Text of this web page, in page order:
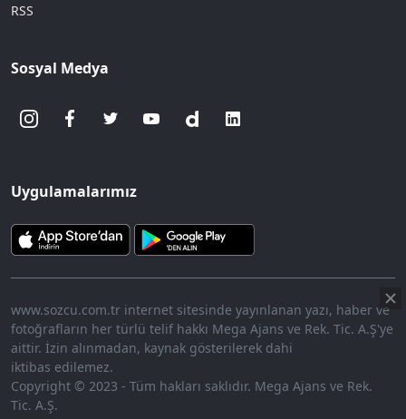
RSS
Sosyal Medya
Uygulamalarımız
www.sozcu.com.tr internet sitesinde yayınlanan yazı, haber ve
fotoğrafların her türlü telif hakkı Mega Ajans ve Rek. Tic. A.Ş'ye
aittir. İzin alınmadan, kaynak gösterilerek dahi
iktibas edilemez.
Copyright © 2023 - Tüm hakları saklıdır. Mega Ajans ve Rek.
Tic. A.Ş.